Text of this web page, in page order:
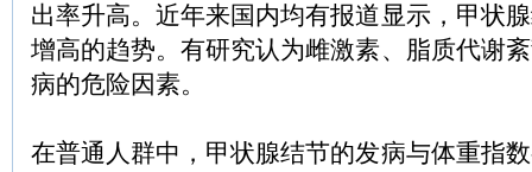
出率升高。近年来国内均有报道显示，甲状
增高的趋势。有研究认为雌激素、脂质代谢
病的危险因素。
在普通人群中，甲状腺结节的发病与体重指